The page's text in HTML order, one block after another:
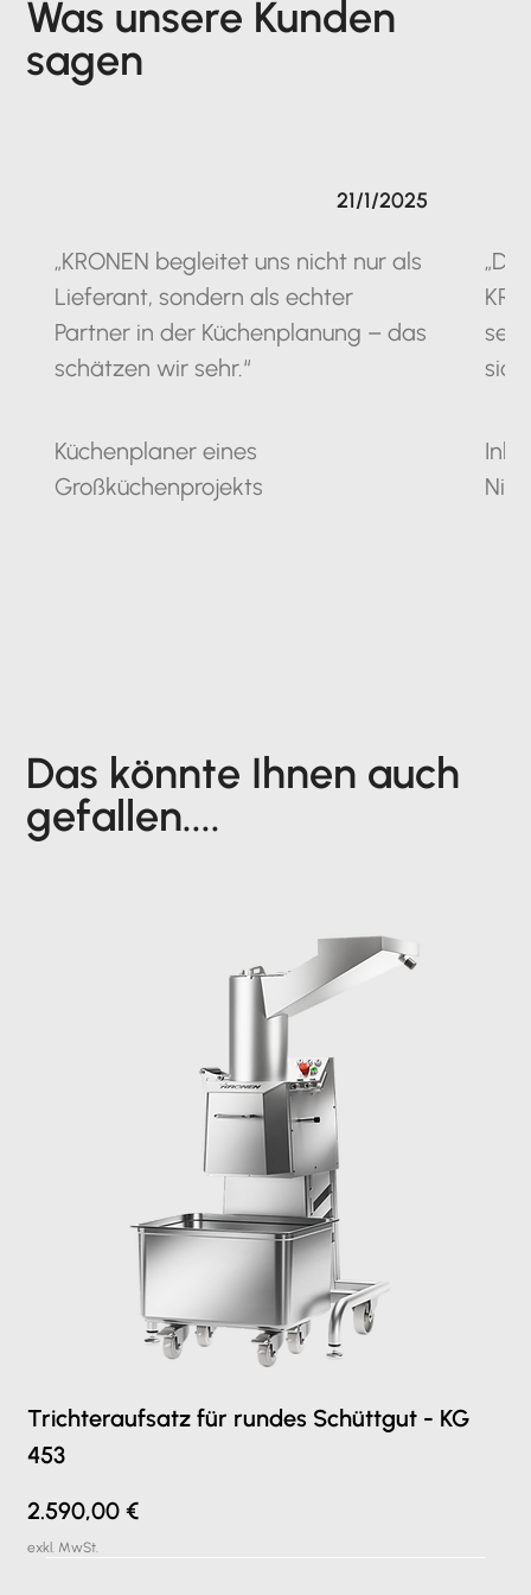
Was unsere Kunden
sagen
„KRONEN begleitet uns nicht nur als
Lieferant, sondern als echter
Partner in der Küchenplanung – das
schätzen wir sehr.“
Küchenplaner eines
Großküchenprojekts
21/1/2025
seit
sich
Das könnte Ihnen auch
gefallen....
Trichteraufsatz für rundes Schüttgut - KG
453
Preis
2.590,00 €
exkl. MwSt.